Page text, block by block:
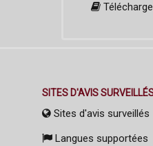
SITES D'AVIS
Sites d'avis surveillés
Langues supportées